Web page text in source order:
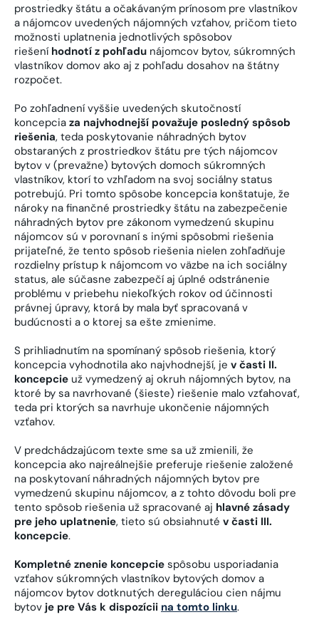
prostriedky štátu a očakávaným prínosom pre vlastníkov
a nájomcov uvedených nájomných vzťahov, pričom tieto
možnosti uplatnenia jednotlivých spôsobov
riešení hodnotí z pohľadu nájomcov bytov, súkromných
vlastníkov domov ako aj z pohľadu dosahov na štátny
rozpočet.
Po zohľadnení vyššie uvedených skutočností
koncepcia za najvhodnejší považuje posledný spôsob
riešenia, teda poskytovanie náhradných bytov
obstaraných z prostriedkov štátu pre tých nájomcov
bytov v (prevažne) bytových domoch súkromných
vlastníkov, ktorí to vzhľadom na svoj sociálny status
potrebujú. Pri tomto spôsobe koncepcia konštatuje, že
nároky na finančné prostriedky štátu na zabezpečenie
náhradných bytov pre zákonom vymedzenú skupinu
nájomcov sú v porovnaní s inými spôsobmi riešenia
prijateľné, že tento spôsob riešenia nielen zohľadňuje
rozdielny prístup k nájomcom vo väzbe na ich sociálny
status, ale súčasne zabezpečí aj úplné odstránenie
problému v priebehu niekoľkých rokov od účinnosti
právnej úpravy, ktorá by mala byť spracovaná v
budúcnosti a o ktorej sa ešte zmienime.
S prihliadnutím na spomínaný spôsob riešenia, ktorý
koncepcia vyhodnotila ako najvhodnejší, je v časti II.
koncepcie už vymedzený aj okruh nájomných bytov, na
ktoré by sa navrhované (šieste) riešenie malo vzťahovať,
teda pri ktorých sa navrhuje ukončenie nájomných
vzťahov.
V predchádzajúcom texte sme sa už zmienili, že
koncepcia ako najreálnejšie preferuje riešenie založené
na poskytovaní náhradných nájomných bytov pre
vymedzenú skupinu nájomcov, a z tohto dôvodu boli pre
tento spôsob riešenia už spracované aj hlavné zásady
pre jeho uplatnenie, tieto sú obsiahnuté v časti III.
koncepcie.
Kompletné znenie koncepcie spôsobu usporiadania
vzťahov súkromných vlastníkov bytových domov a
nájomcov bytov dotknutých dereguláciou cien nájmu
bytov je pre Vás k dispozícii na tomto linku.